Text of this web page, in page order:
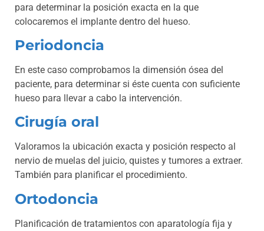
para determinar la posición exacta en la que
colocaremos el implante dentro del hueso.
Periodoncia
En este caso comprobamos la dimensión ósea del
paciente, para determinar si éste cuenta con suficiente
hueso para llevar a cabo la intervención.
Cirugía oral
Valoramos la ubicación exacta y posición respecto al
nervio de muelas del juicio, quistes y tumores a extraer.
También para planificar el procedimiento.
Ortodoncia
Planificación de tratamientos con aparatología fija y